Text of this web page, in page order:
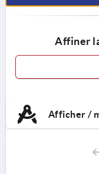
Affiner
Afficher /